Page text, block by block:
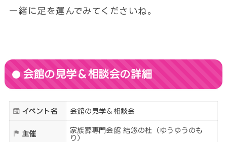
一緒に足を運んでみてくださいね。
会館の見学＆相談会の詳細
イベント名 会館の見学＆相談会
主催
家族葬専門会館 結悠の杜（ゆうゆうのも
り）